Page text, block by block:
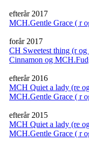
efterår 2017
MCH.Gentle Grace ( r
forår 2017
CH Sweetest thing (r
Cinnamon og
efterår 2016
MCH Quiet a lady (re
MCH.Gentle Grace ( r
efterår 2015
MCH Quiet a lady (re
MCH.Gentle Grace ( r